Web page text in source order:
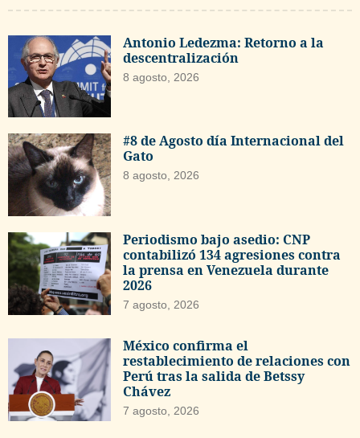
Antonio Ledezma: Retorno a la
descentralización
8 agosto, 2026
#8 de Agosto día Internacional del
Gato
8 agosto, 2026
Periodismo bajo asedio: CNP
contabilizó 134 agresiones contra
la prensa en Venezuela durante
2026
7 agosto, 2026
México confirma el
restablecimiento de relaciones con
Perú tras la salida de Betssy
Chávez
7 agosto, 2026